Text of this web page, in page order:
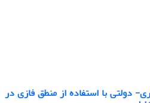
دولتی با استفاده از منطق فازی در